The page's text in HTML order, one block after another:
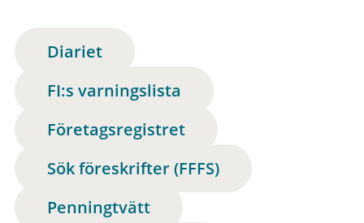
Diariet
FI:s varningslista
Företagsregistret
Sök föreskrifter (FFFS)
Penningtvätt